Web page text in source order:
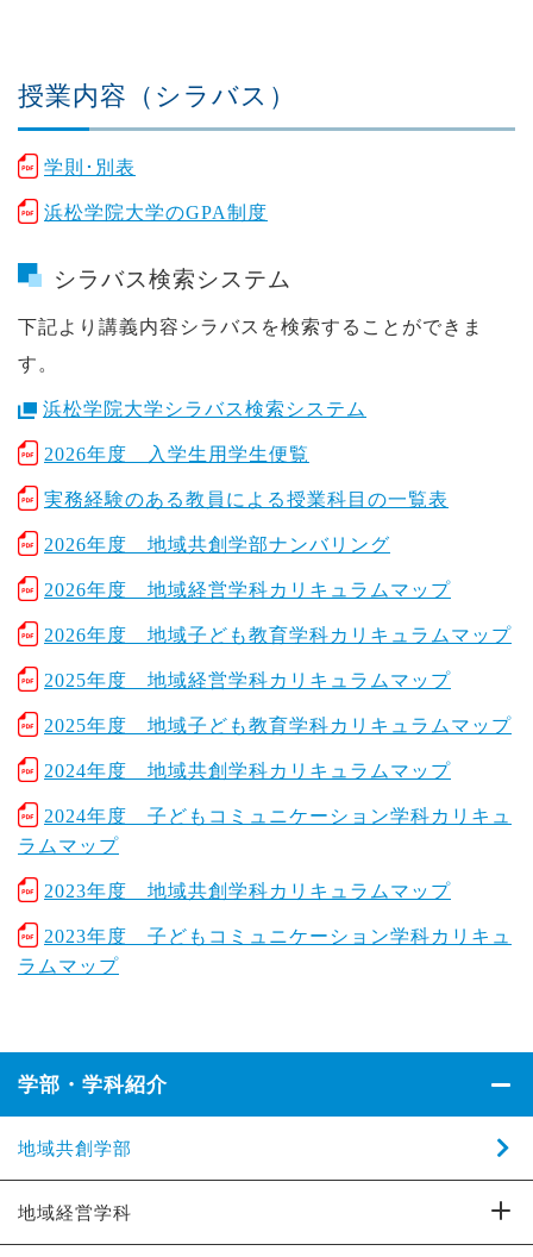
授業内容（シラバス）
学則･別表
浜松学院大学のGPA制度
シラバス検索システム
下記より講義内容シラバスを検索することができま
す。
浜松学院大学シラバス検索システム
2026年度 入学生用学生便覧
実務経験のある教員による授業科目の一覧表
2026年度 地域共創学部ナンバリング
2026年度 地域経営学科カリキュラムマップ
2026年度 地域子ども教育学科カリキュラムマップ
2025年度 地域経営学科カリキュラムマップ
2025年度 地域子ども教育学科カリキュラムマップ
2024年度 地域共創学科カリキュラムマップ
2024年度 子どもコミュニケーション学科カリキュ
ラムマップ
2023年度 地域共創学科カリキュラムマップ
2023年度 子どもコミュニケーション学科カリキュ
ラムマップ
学部・学科紹介
地域共創学部
地域経営学科